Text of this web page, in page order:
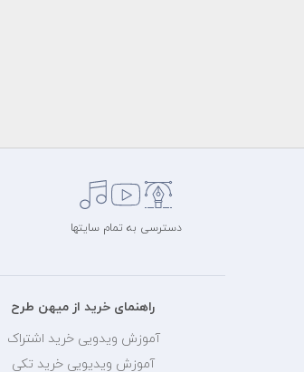
دسترسی به تمام سایتها
راهنمای خرید از میهن طرح
آموزش ویدویی خرید اشتراک
آموزش ویدیویی خرید تکی